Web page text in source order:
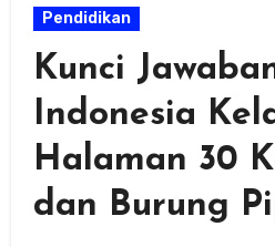
Pendidikan
Kunci
Indonesia
Halaman 30
dan Burung